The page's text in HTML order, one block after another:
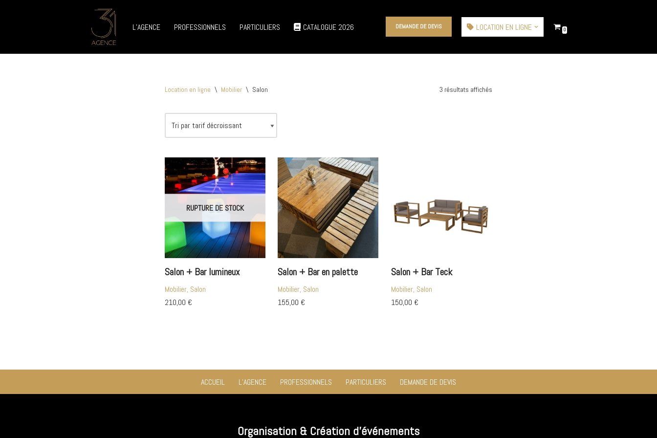
contenu
L’AGENCE PROFESSIONNELS PARTICULIERS CATALOGUE 2026 DEMANDE DE DEVIS LOCATION EN LIGNE 0
Location en ligne \ Mobilier \ Salon 3 résultats affichés
RUPTURE DE STOCK
Salon + Bar lumineux
Mobilier, Salon
210,00 €
Salon + Bar en palette
Mobilier, Salon
155,00 €
Salon + Bar Teck
Mobilier, Salon
150,00 €
ACCUEIL L’AGENCE PROFESSIONNELS PARTICULIERS DEMANDE DE DEVIS
Organisation & Création d'événements